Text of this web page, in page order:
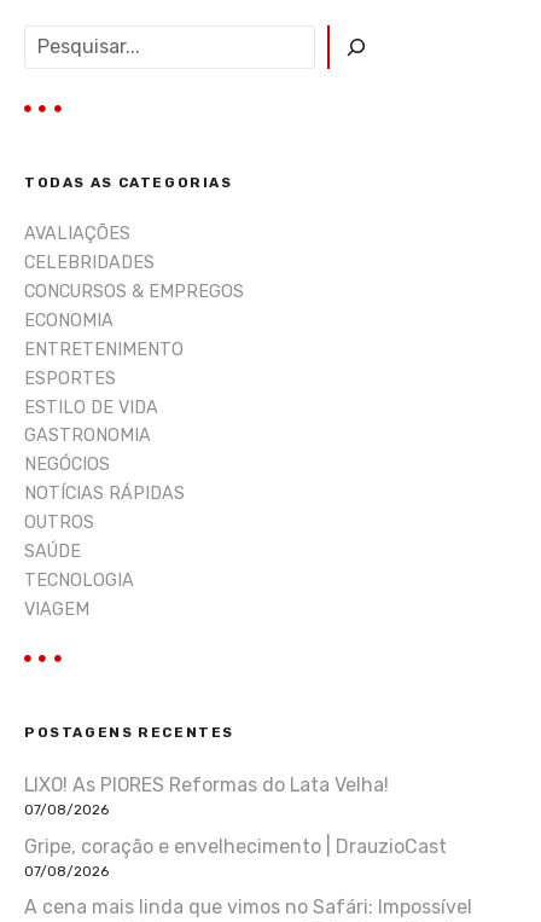
q
s
r
TODAS AS CATEGORIAS
AVALIAÇÕES
CELEBRIDADES
CONCURSOS & EMPREGOS
ECONOMIA
ENTRETENIMENTO
ESPORTES
ESTILO DE VIDA
GASTRONOMIA
NEGÓCIOS
NOTÍCIAS RÁPIDAS
OUTROS
SAÚDE
TECNOLOGIA
VIAGEM
POSTAGENS RECENTES
LIXO! As PIORES Reformas do Lata Velha!
07/08/2026
Gripe, coração e envelhecimento | DrauzioCast
07/08/2026
A cena mais linda que vimos no Safári: Impossível